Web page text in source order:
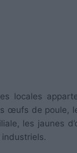
locales
œufs de poule,
les jaunes